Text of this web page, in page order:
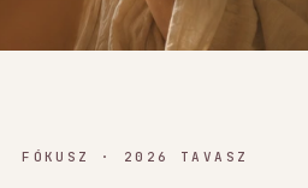
FÓKUSZ · 2026 TAVASZ